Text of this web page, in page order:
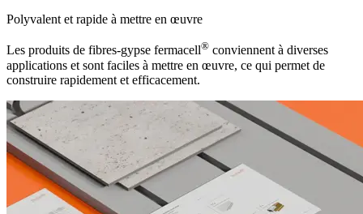
Polyvalent et rapide à mettre en œuvre
Les produits de fibres-gypse fermacell® conviennent à diverses
applications et sont faciles à mettre en œuvre, ce qui permet de
construire rapidement et efficacement.